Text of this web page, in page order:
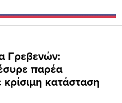
Γρεβενών:
παρέα
κατάσταση